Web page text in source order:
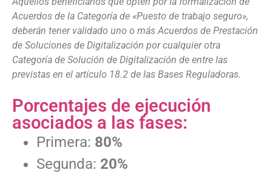
Acuerdos de la Categoría de «Puesto de trabajo seguro»,
deberán tener validado uno o más Acuerdos de Prestación
de Soluciones de Digitalización por cualquier otra
Categoría de Solución de Digitalización de entre las
previstas en el artículo 18.2 de las Bases Reguladoras.
Porcentajes de ejecución
asociados a las fases:
Primera: 80%
Segunda: 20%